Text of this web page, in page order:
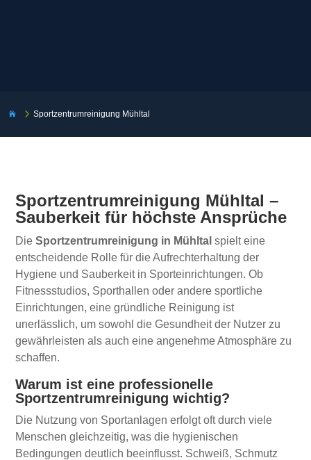
 5Sportzentrumreinigung Mühltal
Sportzentrumreinigung Mühltal –
Sauberkeit für höchste Ansprüche
DieSportzentrumreinigung in Mühltal spielt eine
entscheidende Rolle für die Aufrechterhaltung der
Hygiene und Sauberkeit in Sporteinrichtungen. Ob
Fitnessstudios, Sporthallen oder andere sportliche
Einrichtungen, eine gründliche Reinigung ist
unerlässlich, um sowohl die Gesundheit der Nutzer zu
gewährleisten als auch eine angenehme Atmosphäre zu
schaffen.
Warum ist eine professionelle
Sportzentrumreinigung wichtig?
Die Nutzung von Sportanlagen erfolgt oft durch viele
Menschen gleichzeitig, was die hygienischen
Bedingungen deutlich beeinflusst. Schweiß, Schmutz